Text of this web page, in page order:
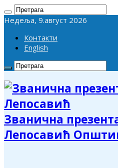
Недеља, 9.август 2026
Контакти
English
Званична
Лепосавић